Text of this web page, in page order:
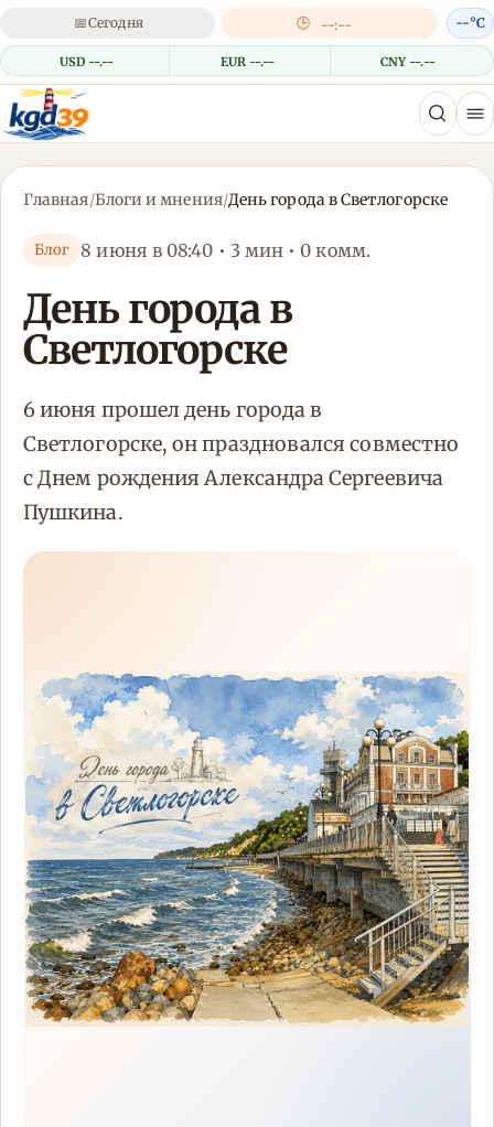
📅Сегодня 🕒 --:--
USD --.-- EUR --.-- CNY --.--
--°C
Главная/Блоги и мнения/День города в Светлогорске
Блог 8 июня в 08:40 • 3 мин • 0 комм.
День города в
Светлогорске
6 июня прошел день города в
Светлогорске, он праздновался совместно
с Днем рождения Александра Сергеевича
Пушкина.